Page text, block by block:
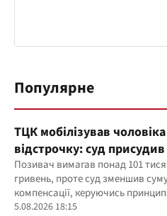
Популярне
ТЦК мобілізував
відстрочку: суд
компенсації
Позивач вимагав понад 101
гривень, проте суд зменшив
компенсації, керуючись
розумності та співмірності
5.08.2026 18:15